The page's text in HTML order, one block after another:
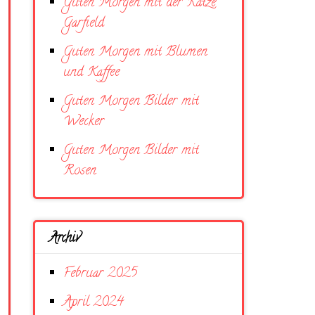
Garfield
Guten Morgen mit Blumen
und Kaffee
Guten Morgen Bilder mit
Wecker
Guten Morgen Bilder mit
Rosen
Archiv
Februar 2025
April 2024